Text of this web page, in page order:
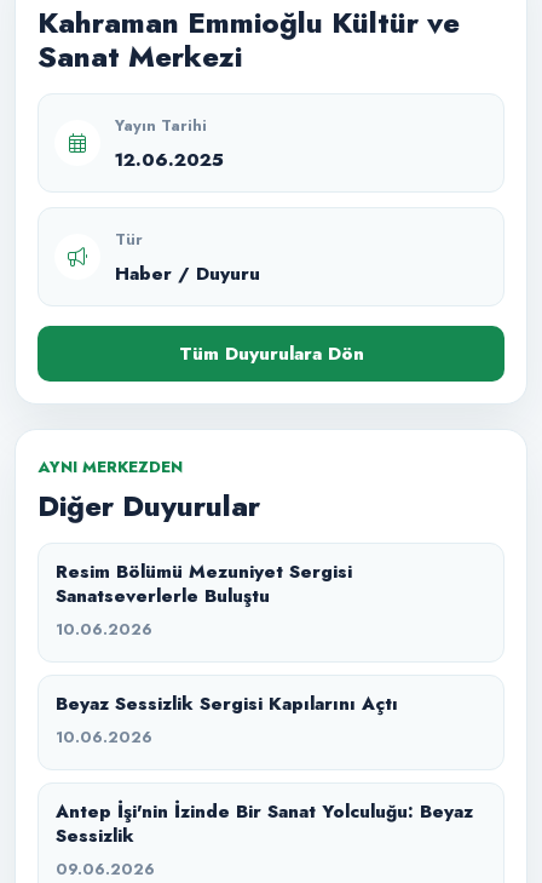
Kahraman Emmioğlu Kültür ve
Sanat Merkezi
Yayın Tarihi
12.06.2025
Tür
Haber / Duyuru
Tüm Duyurulara Dön
AYNI MERKEZDEN
Diğer Duyurular
Resim Bölümü Mezuniyet Sergisi
Sanatseverlerle Buluştu
10.06.2026
Beyaz Sessizlik Sergisi Kapılarını Açtı
10.06.2026
Antep İşi'nin İzinde Bir Sanat Yolculuğu: Beyaz
Sessizlik
09.06.2026